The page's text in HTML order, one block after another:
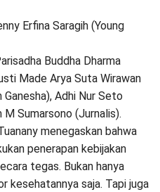
Erfina Saragih (Young
Buddha Dharma
Made Arya Suta Wirawan
Adhi Nur Seto
Sumarsono (Jurnalis).
menegaskan bahwa
penerapan kebijakan
tegas. Bukan hanya
kesehatannya saja. Tapi juga